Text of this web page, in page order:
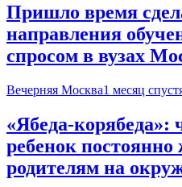
Пришло время
направления
спросом в вузах
Вечерняя Москва1 месяц
«Ябеда-корябеда»:
ребенок постоянно
родителям на